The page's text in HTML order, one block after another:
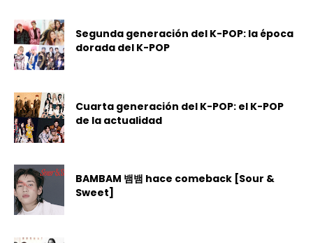
Segunda generación del K-POP: la época
dorada del K-POP
Cuarta generación del K-POP: el K-POP
de la actualidad
BAMBAM 뱀뱀 hace comeback [Sour &
Sweet]